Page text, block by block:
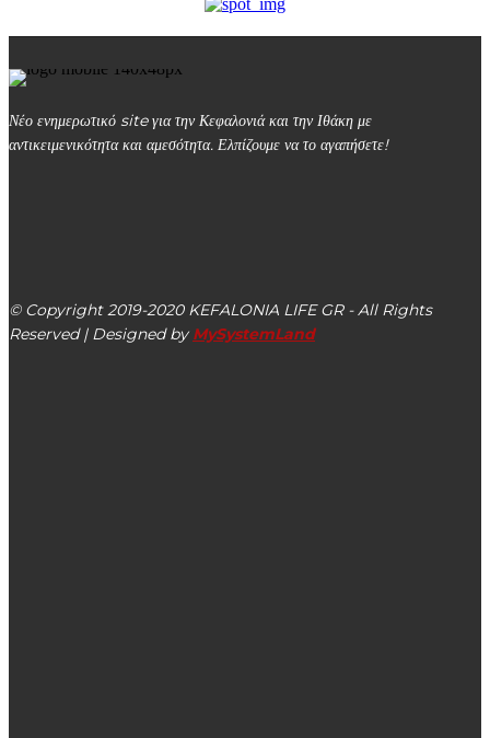
Νέο ενημερωτικό site για την Κεφαλονιά και την Ιθάκη με
αντικειμενικότητα και αμεσότητα. Ελπίζουμε να το αγαπήσετε!
© Copyright 2019-2020 KEFALONIA LIFE GR - All Rights
Reserved | Designed by MySystemLand